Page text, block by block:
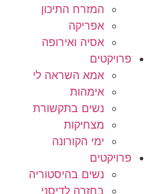
המזרח התיכון
אפריקה
אסיה ואירופה
פרויקטים
אמא השראה לי
אימהות
נשים בתקשורת
מצחיקות
ימי הקורונה
פרויקטים
נשים בהיסטוריה
בחזרה לדיסני